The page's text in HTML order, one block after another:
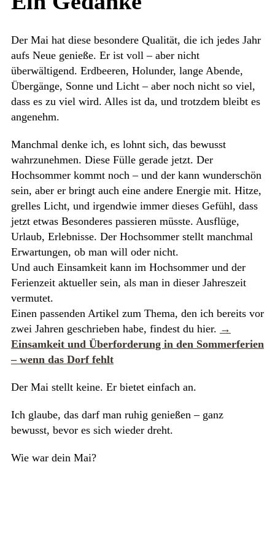
Der Mai hat diese besondere Qualität, die ich jedes Jahr
aufs Neue genieße. Er ist voll – aber nicht
überwältigend. Erdbeeren, Holunder, lange Abende,
Übergänge, Sonne und Licht – aber noch nicht so viel,
dass es zu viel wird. Alles ist da, und trotzdem bleibt es
angenehm.
Manchmal denke ich, es lohnt sich, das bewusst
wahrzunehmen. Diese Fülle gerade jetzt. Der
Hochsommer kommt noch – und der kann wunderschön
sein, aber er bringt auch eine andere Energie mit. Hitze,
grelles Licht, und irgendwie immer dieses Gefühl, dass
jetzt etwas Besonderes passieren müsste. Ausflüge,
Urlaub, Erlebnisse. Der Hochsommer stellt manchmal
Erwartungen, ob man will oder nicht.
Und auch Einsamkeit kann im Hochsommer und der
Ferienzeit aktueller sein, als man in dieser Jahreszeit
vermutet.
Einen passenden Artikel zum Thema, den ich bereits vor
zwei Jahren geschrieben habe, findest du hier. →
Einsamkeit und Überforderung in den Sommerferien
– wenn das Dorf fehlt
Der Mai stellt keine. Er bietet einfach an.
Ich glaube, das darf man ruhig genießen – ganz
bewusst, bevor es sich wieder dreht.
Wie war dein Mai?